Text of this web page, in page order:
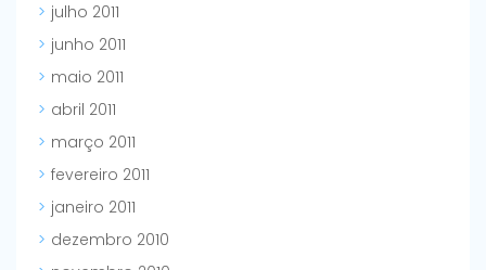
julho 2011
junho 2011
maio 2011
abril 2011
março 2011
fevereiro 2011
janeiro 2011
dezembro 2010